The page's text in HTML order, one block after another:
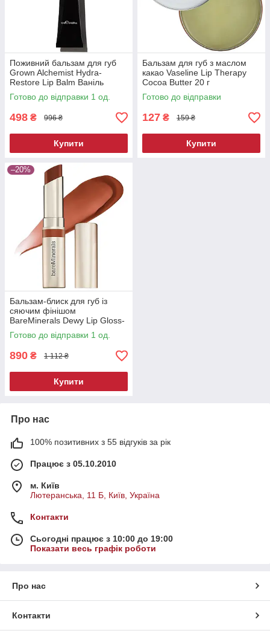
Поживний бальзам для губ
Grown Alchemist Hydra-
Restore Lip Balm Ваніль
Кавун 12 мл
Готово до відправки 1 од.
498 ₴ 996 ₴
Купити
Бальзам для губ з маслом
какао Vaseline Lip Therapy
Cocoa Butter 20 г
Готово до відправки
127 ₴ 159 ₴
Купити
–20%
Бальзам-блиск для губ із
сяючим фінішом
BareMinerals Dewy Lip Gloss-
Balm Grateful 3 г
Готово до відправки 1 од.
890 ₴ 1 112 ₴
Купити
Про нас
100% позитивних з 55 відгуків за рік
Працює з 05.10.2010
м. Київ
Лютеранська, 11 Б, Київ, Україна
Контакти
Сьогодні працює з 10:00 до 19:00
Показати весь графік роботи
Про нас
Контакти